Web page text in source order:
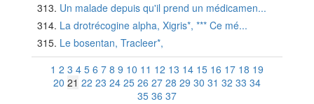
Un malade depuis qu'il prend un médicamen...
La drotrécogine alpha, Xigris*, *** Ce mé...
Le bosentan, Tracleer*,
1 2 3 4 5 6 7 8 9 10 11 12 13 14 15 16 17 18 19
20 21 22 23 24 25 26 27 28 29 30 31 32 33 34
35 36 37